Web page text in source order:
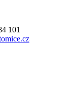
101